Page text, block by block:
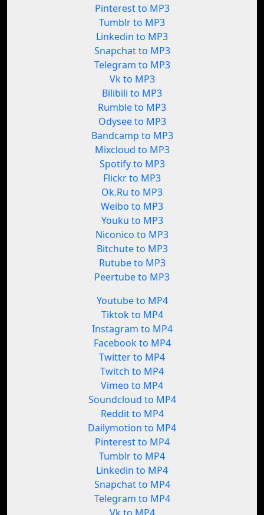
Pinterest to MP3
Tumblr to MP3
Linkedin to MP3
Snapchat to MP3
Telegram to MP3
Vk to MP3
Bilibili to MP3
Rumble to MP3
Odysee to MP3
Bandcamp to MP3
Mixcloud to MP3
Spotify to MP3
Flickr to MP3
Ok.Ru to MP3
Weibo to MP3
Youku to MP3
Niconico to MP3
Bitchute to MP3
Rutube to MP3
Peertube to MP3
Youtube to MP4
Tiktok to MP4
Instagram to MP4
Facebook to MP4
Twitter to MP4
Twitch to MP4
Vimeo to MP4
Soundcloud to MP4
Reddit to MP4
Dailymotion to MP4
Pinterest to MP4
Tumblr to MP4
Linkedin to MP4
Snapchat to MP4
Telegram to MP4